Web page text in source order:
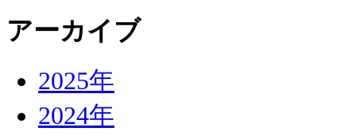
アーカイブ
2025年
2024年